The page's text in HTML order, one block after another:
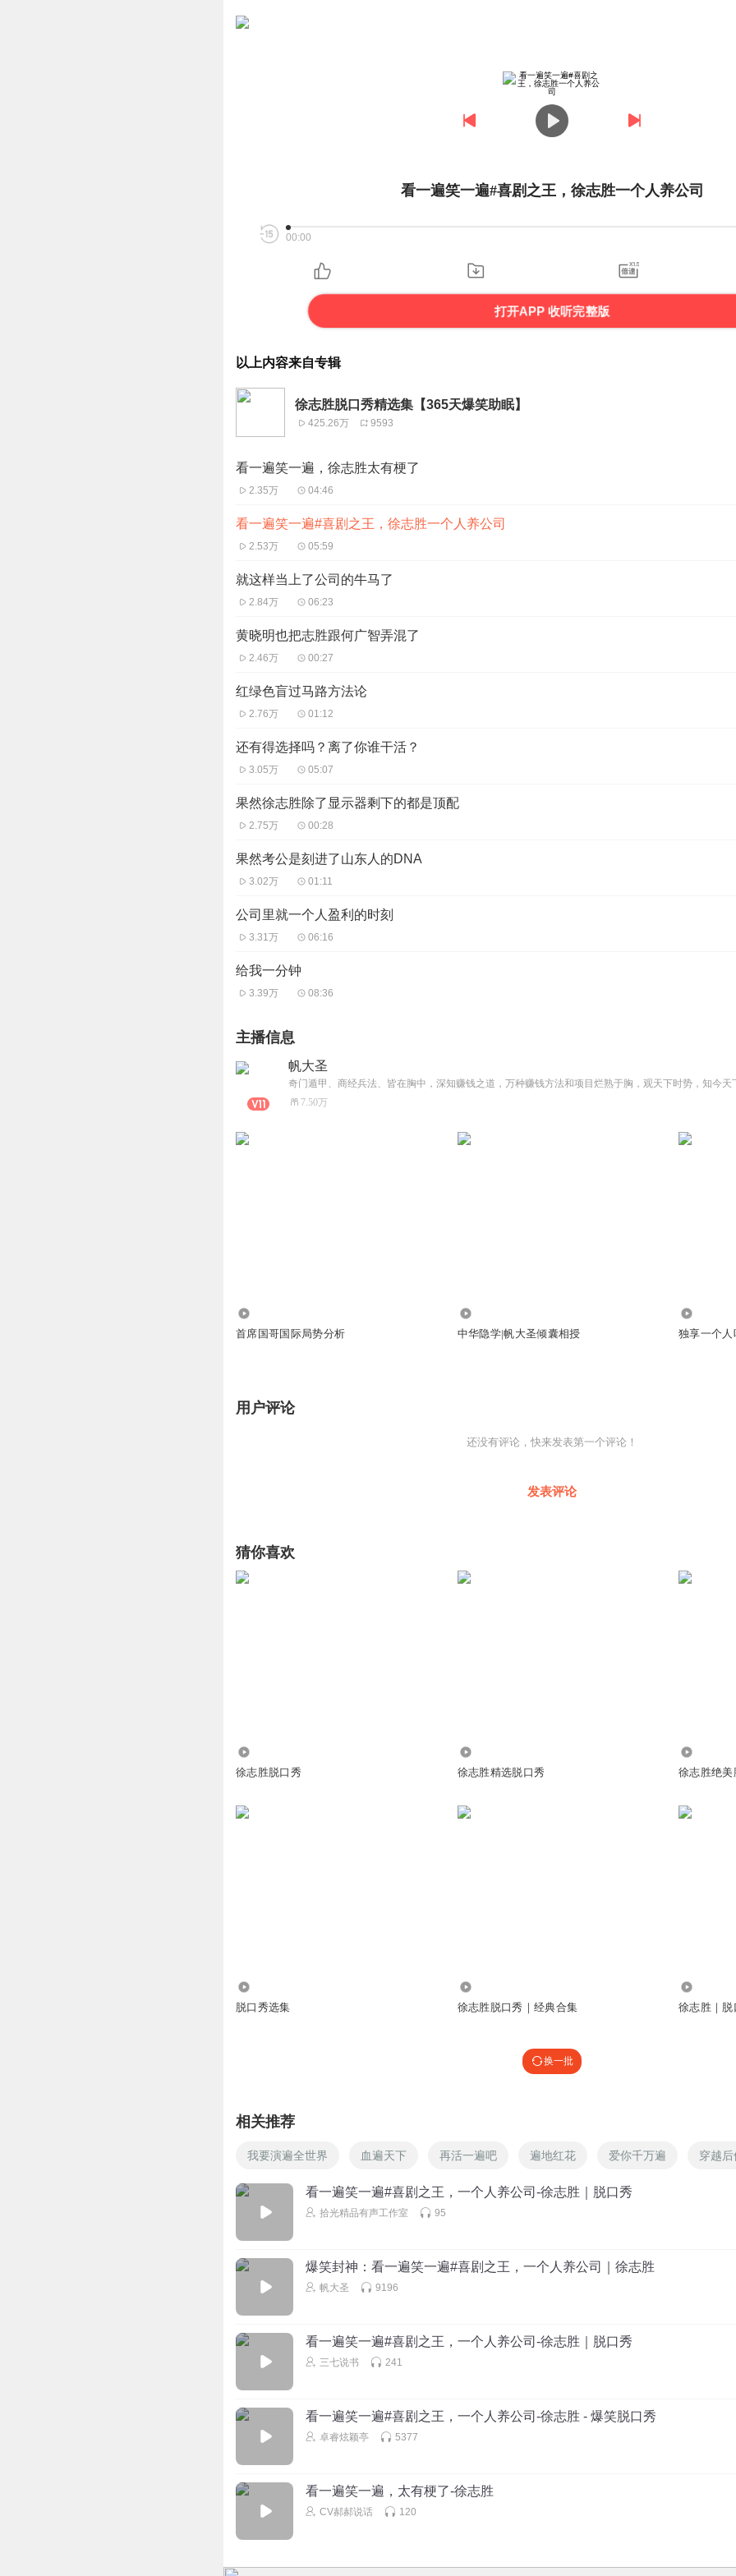
看一遍笑一遍#喜剧之王，徐志胜一个人养公司
00:00
打开APP 收听完整版
以上内容来自专辑
徐志胜脱口秀精选集【365天爆笑助眠】
425.26万 9593
看一遍笑一遍，徐志胜太有梗了
2.35万 04:46
看一遍笑一遍#喜剧之王，徐志胜一个人养公司
2.53万 05:59
就这样当上了公司的牛马了
2.84万 06:23
黄晓明也把志胜跟何广智弄混了
2.46万 00:27
红绿色盲过马路方法论
2.76万 01:12
还有得选择吗？离了你谁干活？
3.05万 05:07
果然徐志胜除了显示器剩下的都是顶配
2.75万 00:28
果然考公是刻进了山东人的DNA
3.02万 01:11
公司里就一个人盈利的时刻
3.31万 06:16
给我一分钟
3.39万 08:36
主播信息
帆大圣
7.50万
首席国哥国际局势分析 中华隐学|帆大圣倾囊相授 独享一个
用户评论
还没有评论，快来发表第一个评论！
发表评论
猜你喜欢
徐志胜脱口秀 徐志胜精选脱口秀 徐志胜绝美
脱口秀选集 徐志胜脱口秀｜经典合集 徐志胜｜
换一批
相关推荐
我要演遍全世界 血遍天下 再活一遍吧 遍地红花 爱你千万遍 穿越
看一遍笑一遍#喜剧之王，一个人养公司-徐志胜｜脱口秀
拾光精品有声工作室 95
爆笑封神：看一遍笑一遍#喜剧之王，一个人养公司｜徐志胜
帆大圣 9196
看一遍笑一遍#喜剧之王，一个人养公司-徐志胜｜脱口秀
三七说书 241
看一遍笑一遍#喜剧之王，一个人养公司-徐志胜 - 爆笑脱口秀
卓睿炫颖亭 5377
看一遍笑一遍，太有梗了-徐志胜
CV郝郝说话 120